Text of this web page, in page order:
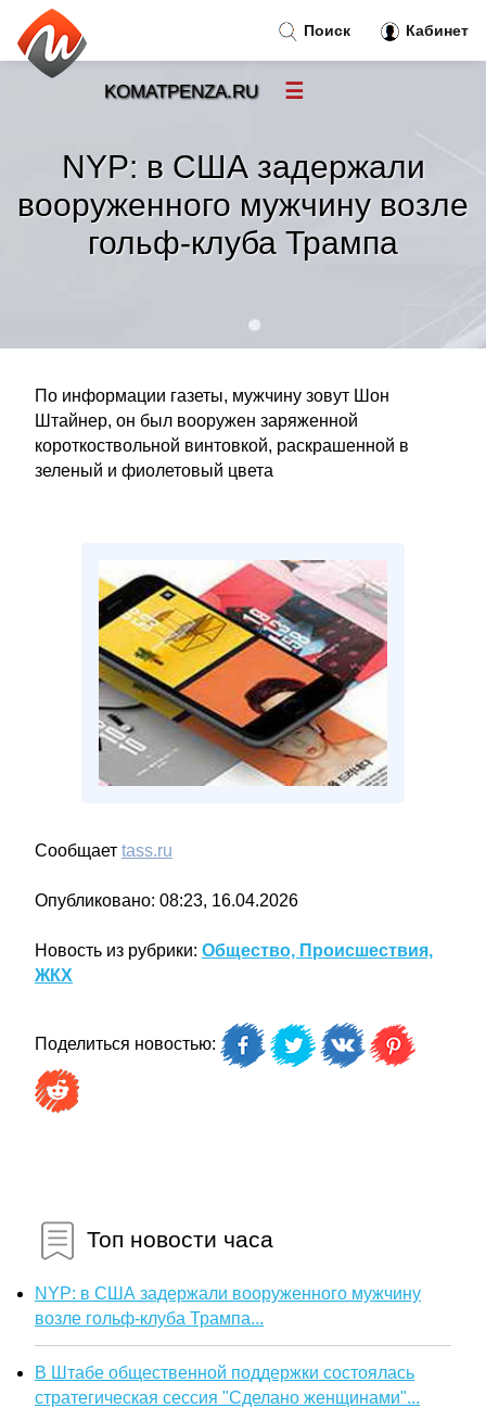
NYP: в США задержали
вооруженного мужчину возле
гольф-клуба Трампа
По информации газеты, мужчину зовут Шон
Штайнер, он был вооружен заряженной
короткоствольной винтовкой, раскрашенной в
зеленый и фиолетовый цвета
Сообщает tass.ru
Опубликовано: 08:23, 16.04.2026
Новость из рубрики: Общество, Происшествия,
ЖКХ
Поделиться новостью:
Топ новости часа
NYP: в США задержали вооруженного мужчину
возле гольф-клуба Трампа...
В Штабе общественной поддержки состоялась
стратегическая сессия "Сделано женщинами"...
Поиск Кабинет
KOMATPENZA.RU ☰
Новости»
Тренды новостей»
Рубрики»